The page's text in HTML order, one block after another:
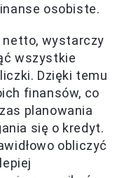
osobiste.
netto, wystarczy
wszystkie
Dzięki temu
finansów, co
planowania
się o kredyt.
obliczyć